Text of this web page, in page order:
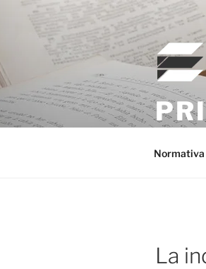
contenido
Normativa
La